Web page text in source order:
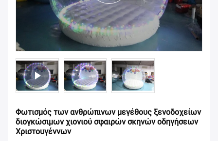
Φωτισμός των ανθρώπινων μεγέθους ξενοδοχείων
διογκώσιμων χιονιού σφαιρών σκηνών οδηγήσεων
Χριστουγέννων